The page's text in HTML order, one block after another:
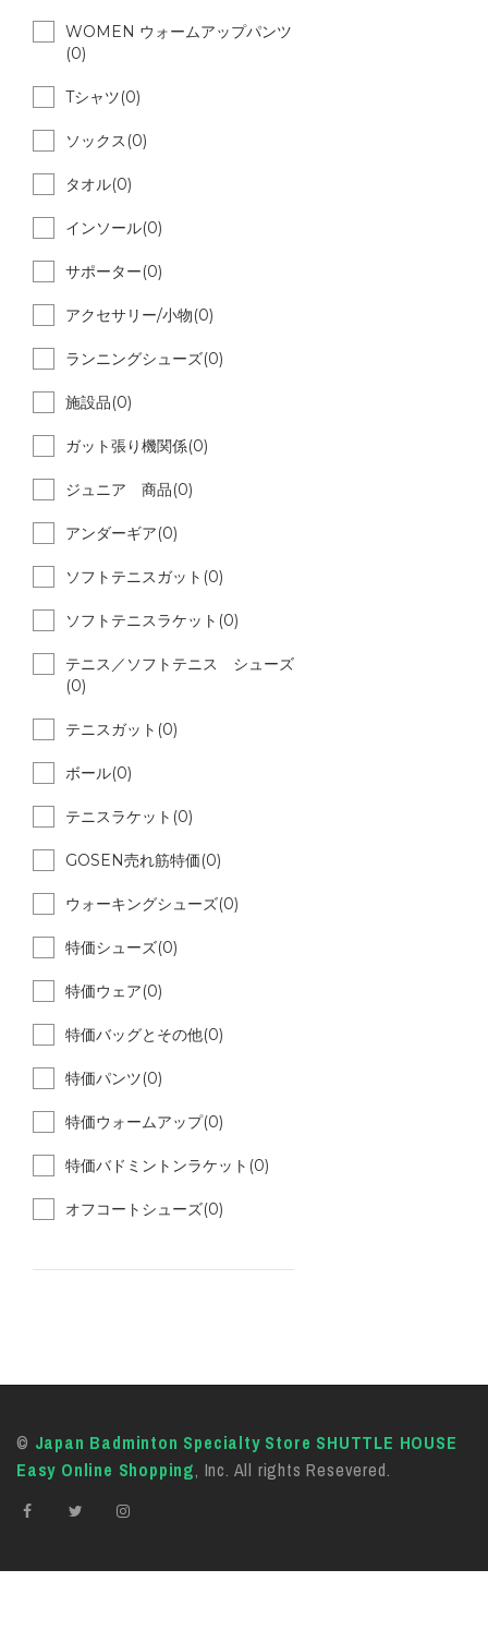
WOMEN ウォームアップパンツ
(0)
Tシャツ(0)
ソックス(0)
タオル(0)
インソール(0)
サポーター(0)
アクセサリー/小物(0)
ランニングシューズ(0)
施設品(0)
ガット張り機関係(0)
ジュニア 商品(0)
アンダーギア(0)
ソフトテニスガット(0)
ソフトテニスラケット(0)
テニス／ソフトテニス シューズ
(0)
テニスガット(0)
ボール(0)
テニスラケット(0)
GOSEN売れ筋特価(0)
ウォーキングシューズ(0)
特価シューズ(0)
特価ウェア(0)
特価バッグとその他(0)
特価パンツ(0)
特価ウォームアップ(0)
特価バドミントンラケット(0)
オフコートシューズ(0)
© Japan Badminton Specialty Store SHUTTLE HOUSE
Easy Online Shopping, Inc. All rights Resevered.